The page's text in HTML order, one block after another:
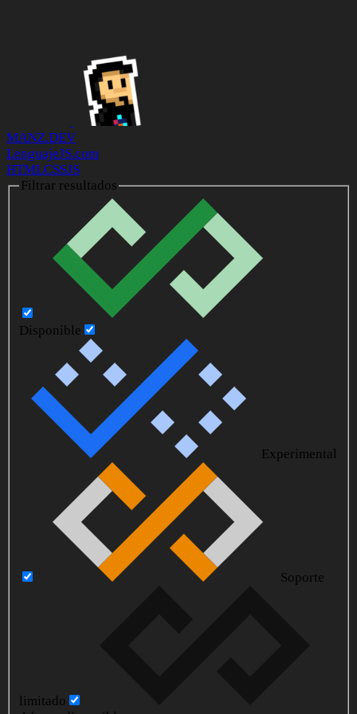
MANZ.DEV
LenguajeJS.com
HTMLCSSJS
Filtrar resultados
Disponible
Experimental
Soporte
limitado